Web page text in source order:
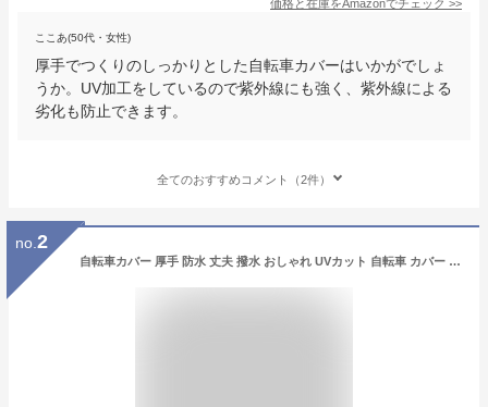
価格と在庫をAmazonでチェック >>
ここあ(50代・女性)
厚手でつくりのしっかりとした自転車カバーはいかがでしょ
うか。UV加工をしているので紫外線にも強く、紫外線による
劣化も防止できます。
全てのおすすめコメント（2件）
no. 2
自転車カバー 厚手 防水 丈夫 撥水 おしゃれ UVカット 自転車 カバー 飛ばない 紫外線 高耐久 210D 原付 24インチ 26インチ 29インチ 風飛び 防止 盗難防止